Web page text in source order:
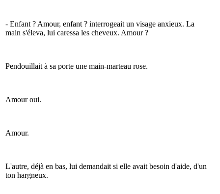
- Enfant ? Amour, enfant ? interrogeait un visage anxieux. La
main s'éleva, lui caressa les cheveux. Amour ?
Pendouillait à sa porte une main-marteau rose.
Amour oui.
Amour.
L'autre, déjà en bas, lui demandait si elle avait besoin d'aide, d'un
ton hargneux.